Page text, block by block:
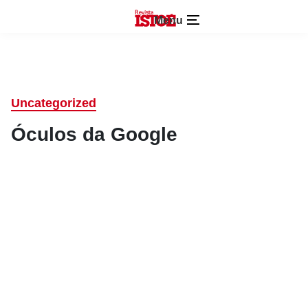
Menu
Uncategorized
Óculos da Google